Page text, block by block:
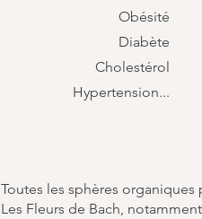
Obésité
Diabète
Cholestérol
Hypertension...
Toutes les sphères
Les Fleurs de Bach,